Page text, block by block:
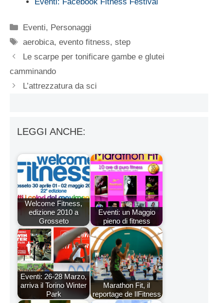
Categorie
Eventi, Personaggi
Tag
aerobica,evento fitness,step
Le scarpe per tonificare gambe e glutei
camminando
L’attrezzatura da sci
LEGGI ANCHE:
Welcome Fitness,
edizione 2010 a
Grosseto
Eventi: un Maggio
pieno di fitness
Eventi: 26-28 Marzo,
arriva il Torino Winter
Park
Marathon Fit, il
reportage de IlFitness